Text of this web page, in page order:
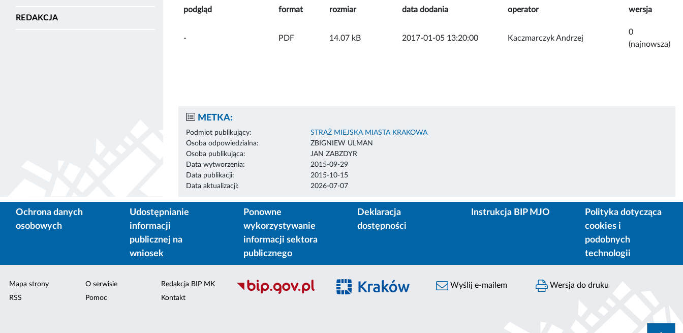
REDAKCJA
podgląd format rozmiar data dodania operator wersja
- PDF 14.07 kB 2017-01-05 13:20:00 Kaczmarczyk Andrzej
0
(najnowsza)
METKA:
Podmiot publikujący:
STRAŻ MIEJSKA MIASTA KRAKOWA
Osoba odpowiedzialna:
ZBIGNIEW ULMAN
Osoba publikująca:
JAN ZABZDYR
Data wytworzenia:
2015-09-29
Data publikacji:
2015-10-15
Data aktualizacji:
2026-07-07
Ochrona danych
osobowych
Udostępnianie
informacji
publicznej na
wniosek
Ponowne
wykorzystywanie
informacji sektora
publicznego
Deklaracja
dostępności
Instrukcja BIP MJO
Polityka dotycząca
cookies i
podobnych
technologii
Mapa strony
RSS
O serwisie
Pomoc
Redakcja BIP MK
Kontakt
Wyślij e-mailem Wersja do druku